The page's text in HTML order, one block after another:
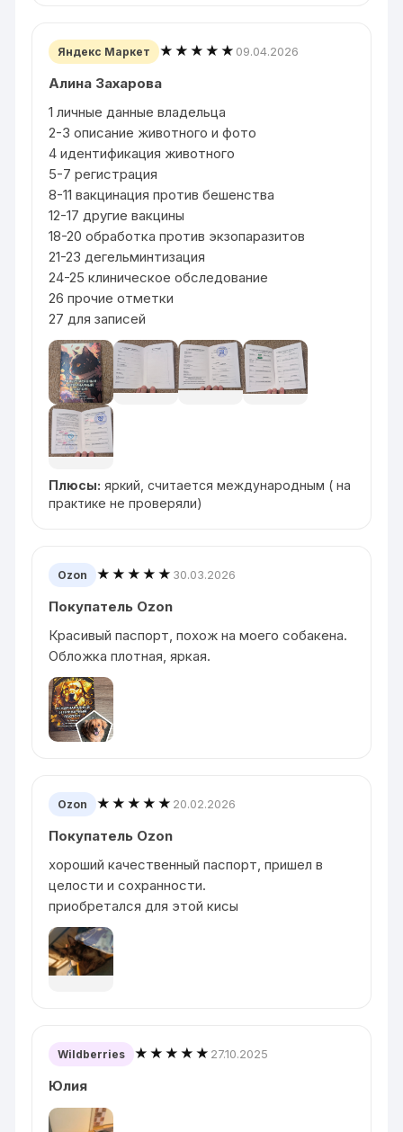
Яндекс Маркет ★★★★★ 09.04.2026
Алина Захарова
1 личные данные владельца
2-3 описание животного и фото
4 идентификация животного
5-7 регистрация
8-11 вакцинация против бешенства
12-17 другие вакцины
18-20 обработка против экзопаразитов
21-23 дегельминтизация
24-25 клиническое обследование
26 прочие отметки
27 для записей
Плюсы: яркий, считается международным ( на
практике не проверяли)
Ozon ★★★★★ 30.03.2026
Покупатель Ozon
Красивый паспорт, похож на моего собакена.
Обложка плотная, яркая.
Ozon ★★★★★ 20.02.2026
Покупатель Ozon
хороший качественный паспорт, пришел в
целости и сохранности.
приобретался для этой кисы
Wildberries ★★★★★ 27.10.2025
Юлия